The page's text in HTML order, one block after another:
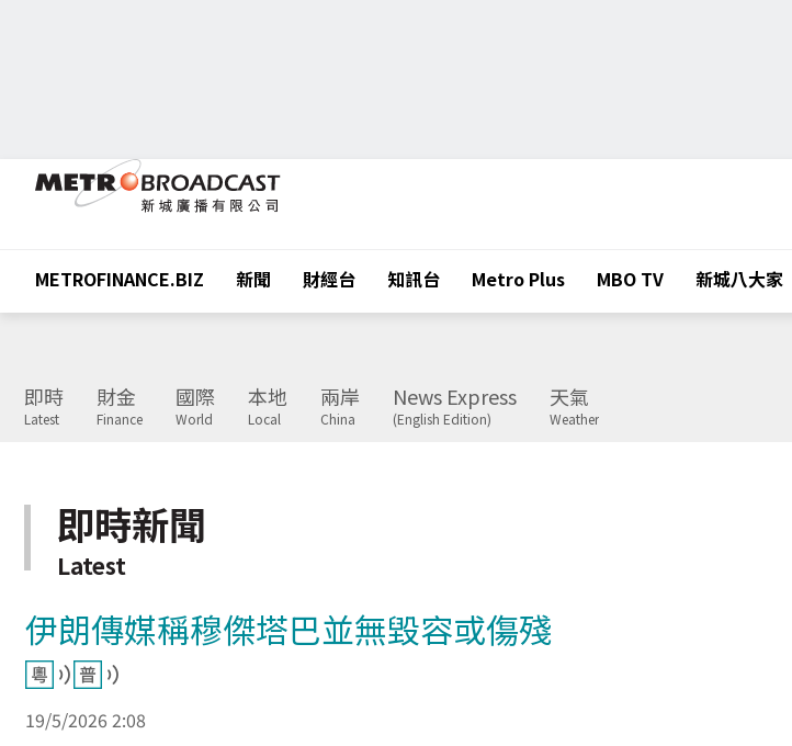
METROFINANCE.BIZ 新聞 財經台 知訊台 Metro Plus MBO TV 新城八大家
即時
Latest
財金
Finance
國際
World
本地
Local
兩岸
China
News Express
(English Edition)
天氣
Weather
即時新聞
Latest
伊朗傳媒稱穆傑塔巴並無毀容或傷殘
19/5/2026 2:08